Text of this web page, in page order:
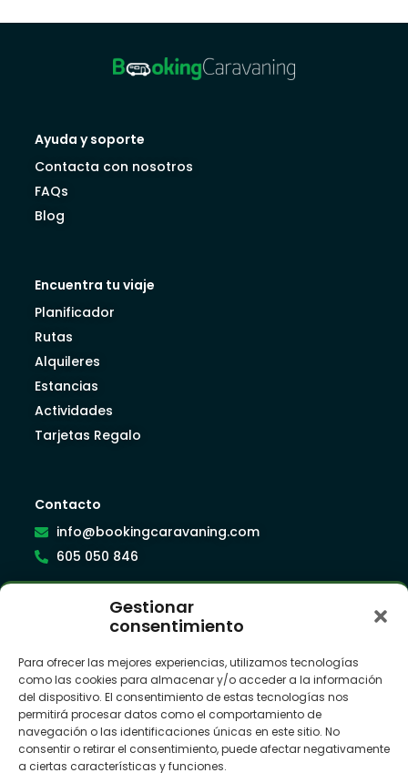
Gestionar
consentimiento
Para ofrecer las mejores experiencias, utilizamos tecnologías
como las cookies para almacenar y/o acceder a la información
del dispositivo. El consentimiento de estas tecnologías nos
permitirá procesar datos como el comportamiento de
navegación o las identificaciones únicas en este sitio. No
consentir o retirar el consentimiento, puede afectar negativamente
a ciertas características y funciones.
Ayuda y soporte
Contacta con nosotros
FAQs
Blog
Encuentra tu viaje
Planificador
Rutas
Alquileres
Estancias
Actividades
Tarjetas Regalo
Contacto
info@bookingcaravaning.com
605 050 846
Síguenos
Suscríbete a nuestra newsletter